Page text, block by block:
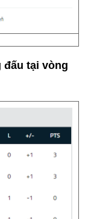
đấu tại vòng